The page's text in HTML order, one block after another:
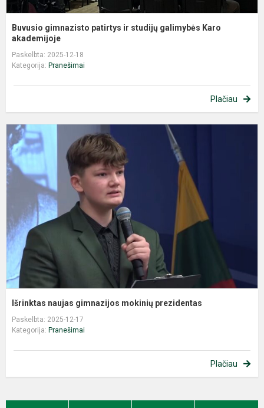
Buvusio gimnazisto patirtys ir studijų galimybės Karo
akademijoje
Paskelbta: 2025-12-18
Kategorija: Pranešimai
Plačiau
Išrinktas naujas gimnazijos mokinių prezidentas
Paskelbta: 2025-12-17
Kategorija: Pranešimai
Plačiau